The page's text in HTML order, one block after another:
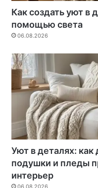
Как создать уют в
помощью света
06.08.2026
Уют в деталях: как
подушки и пледы
интерьер
06.08.2026